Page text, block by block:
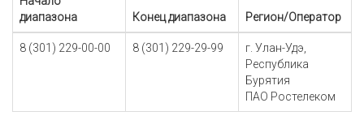
диапазона
Конец диапазона Регион/Оператор
8 (301) 229-00-00 8 (301) 229-29-99
г. Улан-Удэ,
Республика
Бурятия
ПАО Ростелеком